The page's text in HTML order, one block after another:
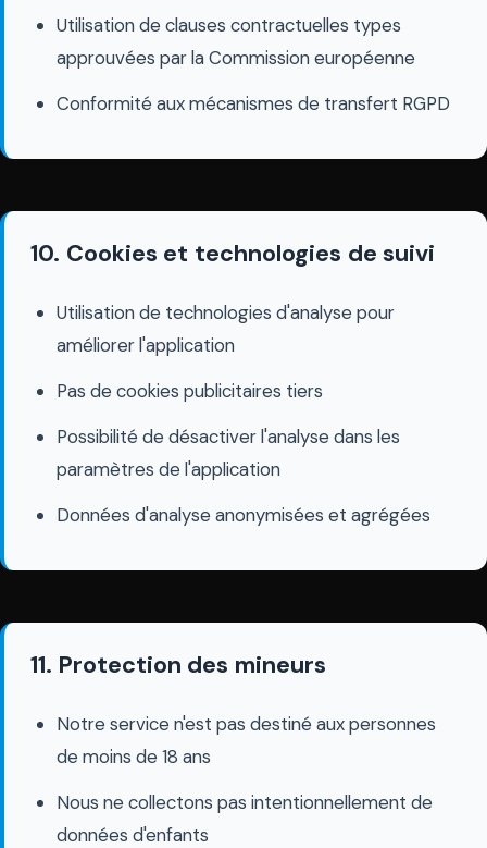
Utilisation de clauses contractuelles types
approuvées par la Commission européenne
Conformité aux mécanismes de transfert RGPD
10. Cookies et technologies de suivi
Utilisation de technologies d'analyse pour
améliorer l'application
Pas de cookies publicitaires tiers
Possibilité de désactiver l'analyse dans les
paramètres de l'application
Données d'analyse anonymisées et agrégées
11. Protection des mineurs
Notre service n'est pas destiné aux personnes
de moins de 18 ans
Nous ne collectons pas intentionnellement de
données d'enfants